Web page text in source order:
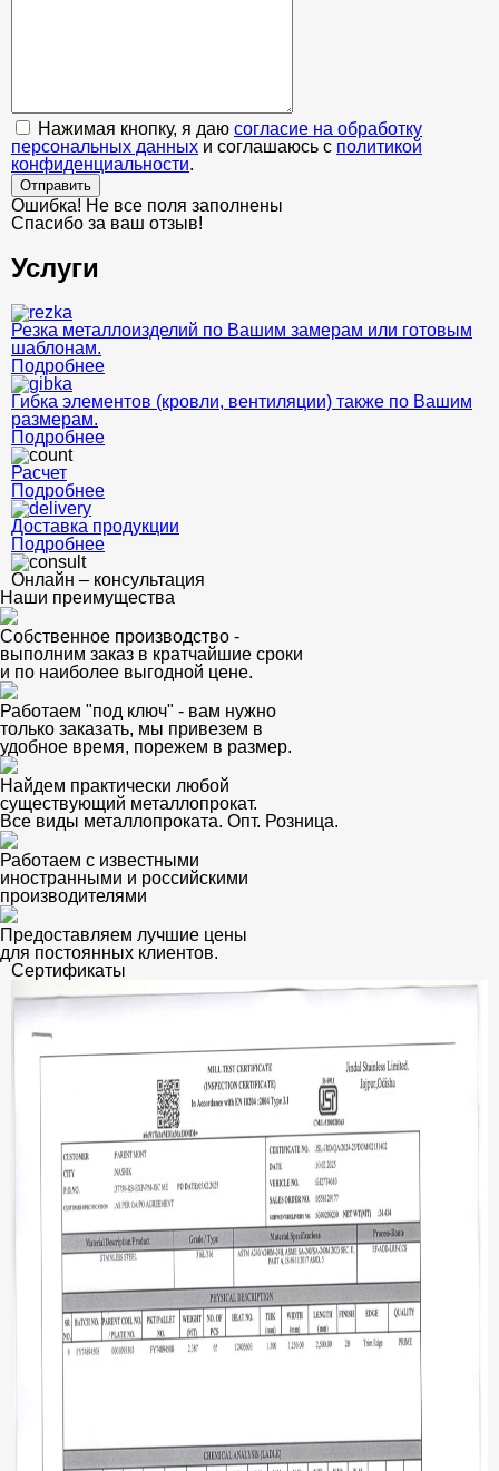
Нажимая кнопку, я даю согласие на обработку
персональных данных и соглашаюсь с политикой
конфиденциальности.
Отправить
Ошибка! Не все поля заполнены
Спасибо за ваш отзыв!
Услуги
Резка металлоизделий по Вашим замерам или готовым
шаблонам.
Подробнее
Гибка элементов (кровли, вентиляции) также по Вашим
размерам.
Подробнее
Расчет
Подробнее
Доставка продукции
Подробнее
Онлайн – консультация
Наши преимущества
Собственное производство -
выполним заказ в кратчайшие сроки
и по наиболее выгодной цене.
Работаем "под ключ" - вам нужно
только заказать, мы привезем в
удобное время, порежем в размер.
Найдем практически любой
существующий металлопрокат.
Все виды металлопроката. Опт. Розница.
Работаем с известными
иностранными и российскими
производителями
Предоставляем лучшие цены
для постоянных клиентов.
Сертификаты